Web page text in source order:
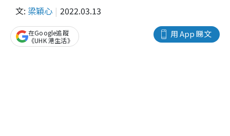
文: 梁穎心 2022.03.13
用 App 睇文
在Google追蹤
《UHK 港生活》